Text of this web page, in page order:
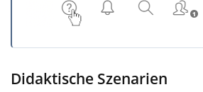
Didaktische Szenarien